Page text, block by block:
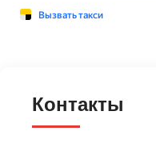
Контакты